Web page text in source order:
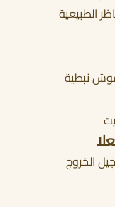
الطبيعية
نبطية
الخروج